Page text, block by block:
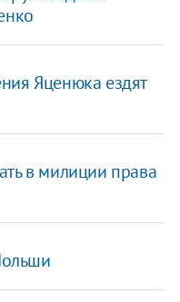
Яценюка ездят
в милиции права